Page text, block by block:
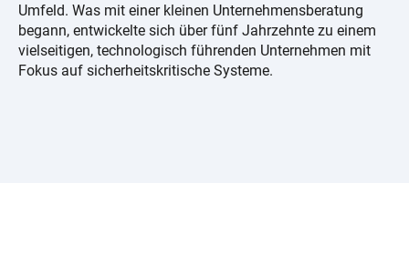
Umfeld. Was mit einer kleinen Unternehmensberatung
begann, entwickelte sich über fünf Jahrzehnte zu einem
vielseitigen, technologisch führenden Unternehmen mit
Fokus auf sicherheitskritische Systeme.